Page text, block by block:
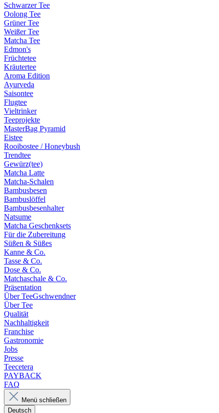
Schwarzer Tee
Oolong Tee
Grüner Tee
Weißer Tee
Matcha Tee
Edmon's
Früchtetee
Kräutertee
Aroma Edition
Ayurveda
Saisontee
Flugtee
Vieltrinker
Teeprojekte
MasterBag Pyramid
Eistee
Rooibostee / Honeybush
Trendtee
Gewürz(tee)
Matcha Latte
Matcha-Schalen
Bambusbesen
Bambuslöffel
Bambusbesenhalter
Natsume
Matcha Geschenksets
Für die Zubereitung
Süßen & Süßes
Kanne & Co.
Tasse & Co.
Dose & Co.
Matchaschale & Co.
Präsentation
Über TeeGschwendner
Über Tee
Qualität
Nachhaltigkeit
Franchise
Gastronomie
Jobs
Presse
Teecetera
PAYBACK
FAQ
Menü schließen
Deutsch